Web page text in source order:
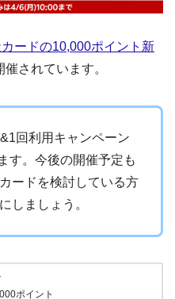
ードの10,000ポイント新
催されています。
回利用キャンペーン
す。今後の開催予定も
ードを検討している方
しましょう。
ポイント